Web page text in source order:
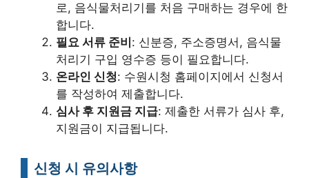
로, 음식물처리기를 처음 구매하는 경우에 한
합니다.
필요 서류 준비 : 신분증, 주소증명서, 음식물
처리기 구입 영수증 등이 필요합니다.
온라인 신청: 수원시청 홈페이지에서 신청서
를 작성하여 제출합니다.
심사 후 지원금 지급: 제출한 서류가 심사 후,
지원금이 지급됩니다.
신청 시 유의사항